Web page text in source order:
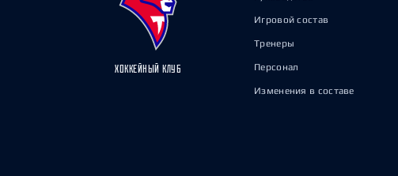
ХОККЕЙНЫЙ КЛУБ
Игровой состав
Тренеры
Персонал
Изменения в составе